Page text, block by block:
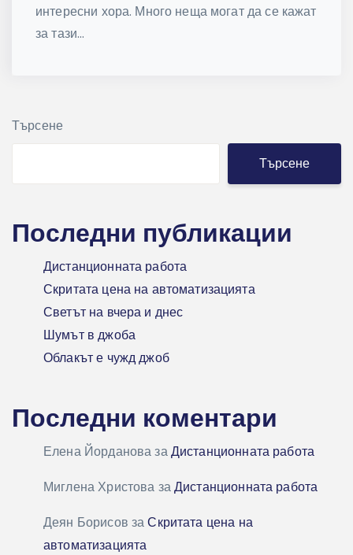
интересни хора. Много неща могат да се кажат
за тази...
Търсене
Търсене
Последни публикации
Дистанционната работа
Скритата цена на автоматизацията
Светът на вчера и днес
Шумът в джоба
Облакът е чужд джоб
Последни коментари
Елена ЙордановазаДистанционната работа
Миглена Христова заДистанционната работа
Деян Борисов заСкритата цена на
автоматизацията